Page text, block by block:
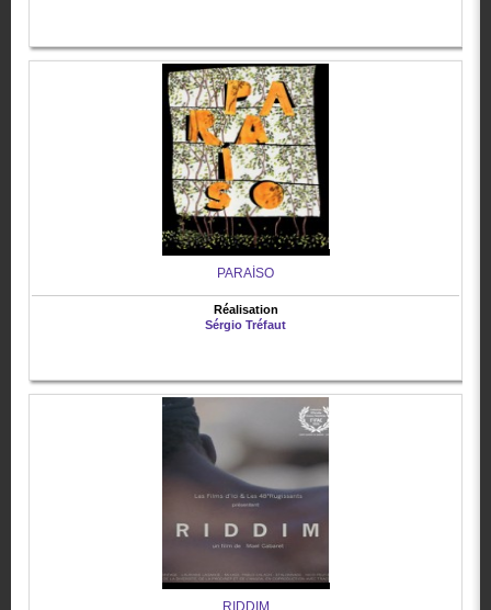
PARAÍSO
Réalisation
Sérgio Tréfaut
RIDDIM